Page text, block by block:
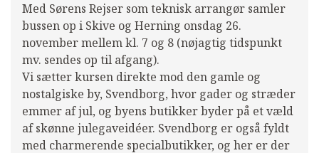
Med Sørens Rejser som teknisk arrangør samler
bussen op i Skive og Herning onsdag 26.
november mellem kl. 7 og 8 (nøjagtig tidspunkt
mv. sendes op til afgang).
Vi sætter kursen direkte mod den gamle og
nostalgiske by, Svendborg, hvor gader og stræder
emmer af jul, og byens butikker byder på et væld
af skønne julegaveidéer. Svendborg er også fyldt
med charmerende specialbutikker, og her er der